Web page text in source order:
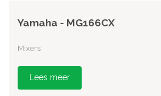
Yamaha - MG166CX
Mixers
Lees meer